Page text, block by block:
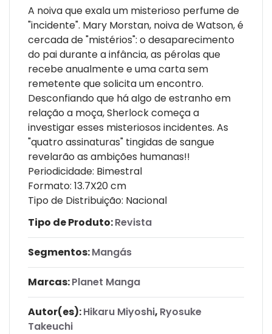
A noiva que exala um misterioso perfume de
"incidente". Mary Morstan, noiva de Watson, é
cercada de "mistérios": o desaparecimento
do pai durante a infância, as pérolas que
recebe anualmente e uma carta sem
remetente que solicita um encontro.
Desconfiando que há algo de estranho em
relação a moça, Sherlock começa a
investigar esses misteriosos incidentes. As
"quatro assinaturas" tingidas de sangue
revelarão as ambições humanas!!
Periodicidade: Bimestral
Formato: 13.7X20 cm
Tipo de Distribuição: Nacional
Tipo de Produto:Revista
Segmentos:Mangás
Marcas:Planet Manga
Autor(es):Hikaru Miyoshi, Ryosuke
Takeuchi